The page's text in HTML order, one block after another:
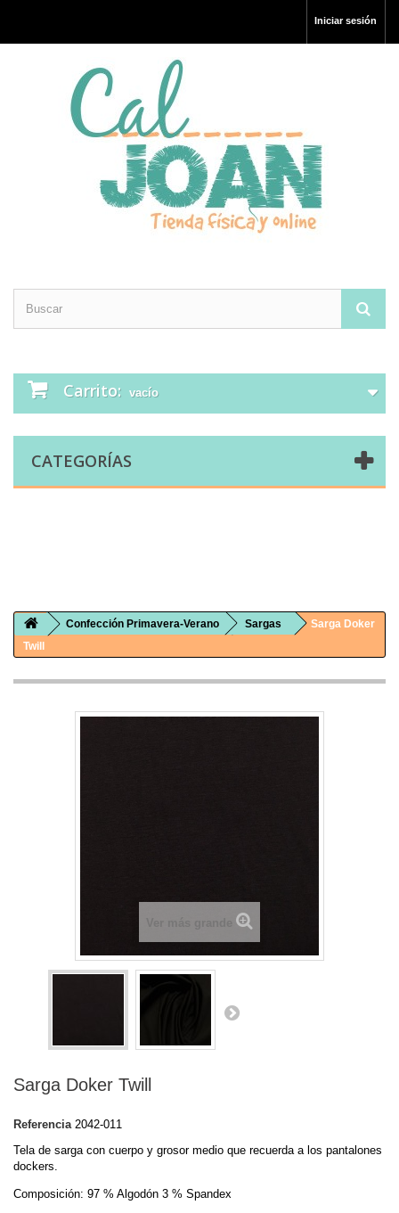
Iniciar sesión
Carrito: vacío
CATEGORÍAS
Confección Primavera-Verano Sargas
Sarga Doker
Twill
Sarga Doker Twill
Referencia 2042-011
Tela de sarga con cuerpo y grosor medio que recuerda a los pantalones
dockers.
Composición: 97 % Algodón 3 % Spandex